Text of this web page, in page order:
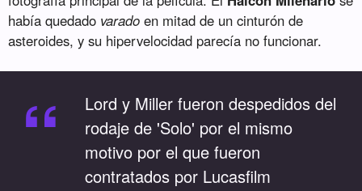
había quedado varado en mitad de un cinturón de
asteroides, y su hipervelocidad parecía no funcionar.
“
Lord y Miller fueron despedidos del
rodaje de 'Solo' por el mismo
motivo por el que fueron
contratados por Lucasfilm